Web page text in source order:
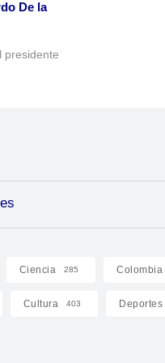
De la
presidente
Ciencia 285 Colombia
Cultura 403 Deportes